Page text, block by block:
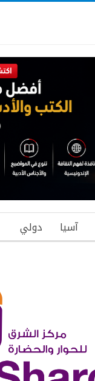
آسيا دولي